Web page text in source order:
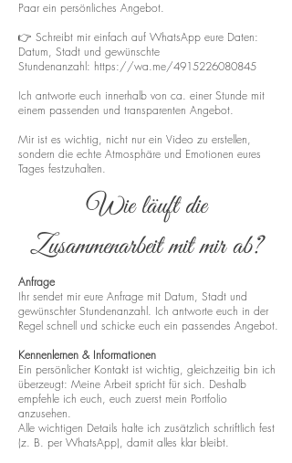
Paar ein persönliches Angebot.
👉 Schreibt mir einfach auf WhatsApp eure Daten:
Datum, Stadt und gewünschte
Stundenanzahl: https://wa.me/4915226080845
Ich antworte euch innerhalb von ca. einer Stunde mit
einem passenden und transparenten Angebot.
Mir ist es wichtig, nicht nur ein Video zu erstellen,
sondern die echte Atmosphäre und Emotionen eures
Tages festzuhalten.
Wie läuft die
Zusammenarbeit mit mir ab?
Anfrage
Ihr sendet mir eure Anfrage mit Datum, Stadt und
gewünschter Stundenanzahl. Ich antworte euch in der
Regel schnell und schicke euch ein passendes Angebot.
Kennenlernen & Informationen
Ein persönlicher Kontakt ist wichtig, gleichzeitig bin ich
überzeugt: Meine Arbeit spricht für sich. Deshalb
empfehle ich euch, euch zuerst mein Portfolio
anzusehen.
Alle wichtigen Details halte ich zusätzlich schriftlich fest
(z. B. per WhatsApp), damit alles klar bleibt.